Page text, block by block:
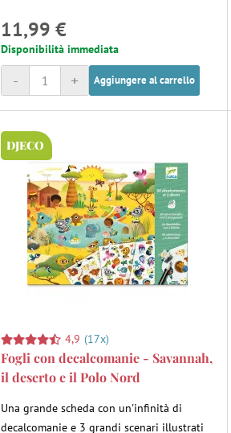
11,99 €
Disponibilità immediata
+
- Aggiungere al carrello
DJECO
4,9 (17x)
Fogli con decalcomanie - Savannah,
il deserto e il Polo Nord
Una grande scheda con un'infinità di
decalcomanie e 3 grandi scenari illustrati